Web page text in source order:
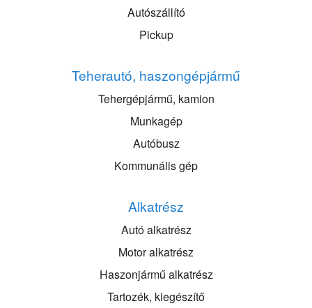
Autószállító
Pickup
Teherautó, haszongépjármű
Tehergépjármű, kamion
Munkagép
Autóbusz
Kommunális gép
Alkatrész
Autó alkatrész
Motor alkatrész
Haszonjármű alkatrész
Tartozék, kiegészítő